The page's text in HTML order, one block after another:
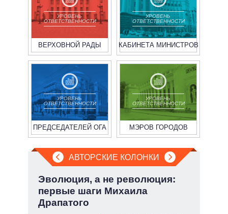
УРОВЕНЬ
ОТВЕТСТВЕННОСТИ
ВЕРХОВНОЙ РАДЫ
УРОВЕНЬ
ОТВЕТСТВЕННОСТИ
КАБИНЕТА МИНИСТРОВ
УРОВЕНЬ
ОТВЕТСТВЕННОСТИ
ПРЕДСЕДАТЕЛЕЙ ОГА
УРОВЕНЬ
ОТВЕТСТВЕННОСТИ
МЭРОВ ГОРОДОВ
АВТОРСКИЕ КОЛОНКИ
Эволюция, а не революция:
первые шаги Михаила
Драпатого